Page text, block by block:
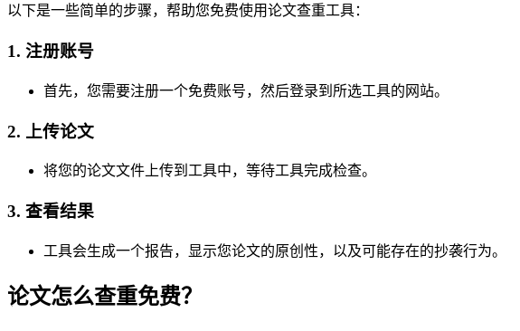
以下是一些简单的步骤，帮助您免费使用论文查重工具：
1. 注册账号
首先，您需要注册一个免费账号，然后登录到所选工具的网站。
2. 上传论文
将您的论文文件上传到工具中，等待工具完成检查。
3. 查看结果
工具会生成一个报告，显示您论文的原创性，以及可能存在的抄袭行为。
论文怎么查重免费？